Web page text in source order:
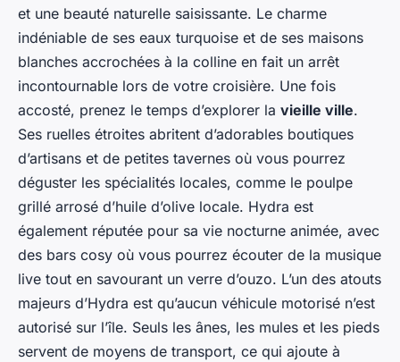
et une beauté naturelle saisissante. Le charme
indéniable de ses eaux turquoise et de ses maisons
blanches accrochées à la colline en fait un arrêt
incontournable lors de votre croisière. Une fois
accosté, prenez le temps d’explorer la vieille ville.
Ses ruelles étroites abritent d’adorables boutiques
d’artisans et de petites tavernes où vous pourrez
déguster les spécialités locales, comme le poulpe
grillé arrosé d’huile d’olive locale. Hydra est
également réputée pour sa vie nocturne animée, avec
des bars cosy où vous pourrez écouter de la musique
live tout en savourant un verre d’ouzo. L’un des atouts
majeurs d’Hydra est qu’aucun véhicule motorisé n’est
autorisé sur l’île. Seuls les ânes, les mules et les pieds
servent de moyens de transport, ce qui ajoute à